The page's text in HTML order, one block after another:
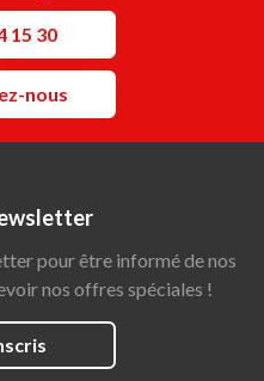
15 30
nous
pour être informé de nos
nos offres spéciales !